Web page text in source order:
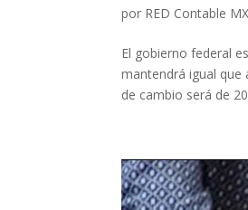
por RED Contable MX
El gobierno federal
mantendrá igual que
de cambio será de